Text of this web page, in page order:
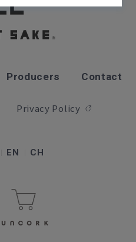
Producers Contact
Privacy Policy
EN CH